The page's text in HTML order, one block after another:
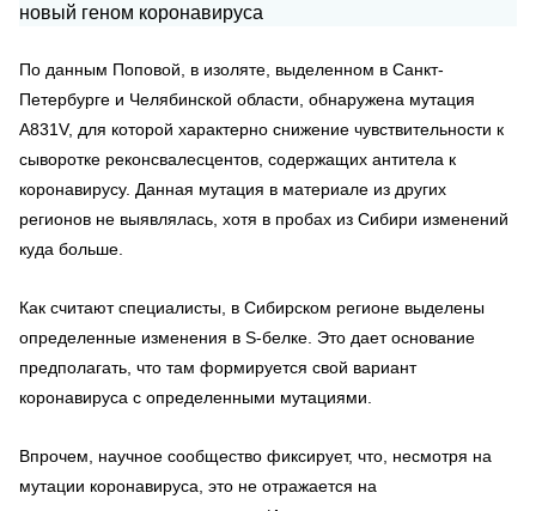
По данным Поповой, в изоляте, выделенном в Санкт-
Петербурге и Челябинской области, обнаружена мутация
А831V, для которой характерно снижение чувствительности к
сыворотке реконсвалесцентов, содержащих антитела к
коронавирусу. Данная мутация в материале из других
регионов не выявлялась, хотя в пробах из Сибири изменений
куда больше.
Как считают специалисты, в Сибирском регионе выделены
определенные изменения в S-белке. Это дает основание
предполагать, что там формируется свой вариант
коронавируса с определенными мутациями.
Впрочем, научное сообщество фиксирует, что, несмотря на
мутации коронавируса, это не отражается на